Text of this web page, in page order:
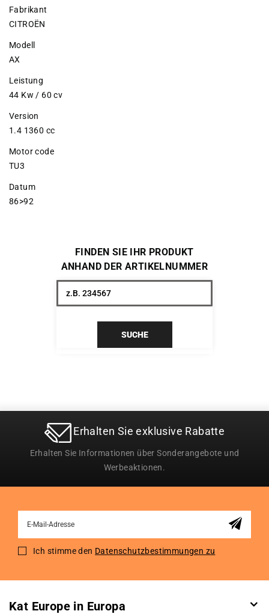
Fabrikant
CITROËN
Modell
AX
Leistung
44 Kw / 60 cv
Version
1.4 1360 cc
Motor code
TU3
Datum
86>92
FINDEN SIE IHR PRODUKT
ANHAND DER ARTIKELNUMMER
SUCHE
Erhalten Sie exklusive Rabatte
Erhalten Sie Informationen über Sonderangebote und
Werbeaktionen.
for
Ich stimme den Datenschutzbestimmungen zu
Kat Europe in Europa